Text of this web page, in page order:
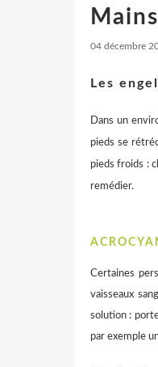
04 décembre
Les
Dans un
pieds se
pieds froids :
remédier.
Certaines
vaisseaux
solution :
par exemple